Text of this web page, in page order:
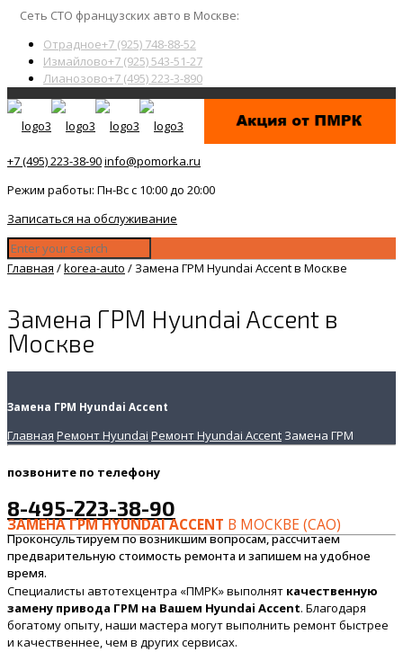
Сеть СТО французских авто в Москве:
Отрадное+7 (925) 748-88-52
Измайлово+7 (925) 543-51-27
Лианозово+7 (495) 223-3-890
+7 (495) 223-38-90info@pomorka.ru
Режим работы: Пн-Вс с 10:00 до 20:00
Записаться на обслуживание
Главная /korea-auto / Замена ГРМ Hyundai Accent в Москве
Замена ГРМ Hyundai Accent в
Москве
Замена ГРМ Hyundai Accent
Главная Ремонт Hyundai Ремонт Hyundai Accent Замена ГРМ
позвоните по телефону
8-495-223-38-90
Проконсультируем по возникшим вопросам, рассчитаем
предварительную стоимость ремонта и запишем на удобное
время.
ЗАМЕНА ГРМ HYUNDAI ACCENT В МОСКВЕ (САО)
Специалисты автотехцентра «ПМРК» выполнят качественную
замену привода ГРМ на Вашем Hyundai Accent. Благодаря
богатому опыту, наши мастера могут выполнить ремонт быстрее
и качественнее, чем в других сервисах.